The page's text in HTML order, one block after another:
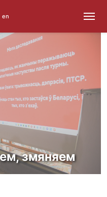
en
змяняем